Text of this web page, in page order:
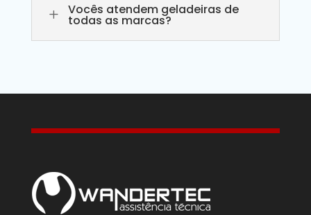
L Vocês atendem geladeiras de
todas as marcas?